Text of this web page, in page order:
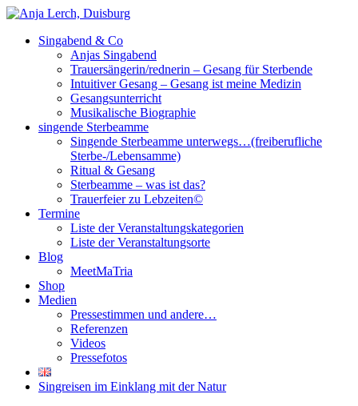
Anjas Welt
Singende Sterbeamme
Singabend & Co
Anjas Singabend
Trauersängerin/rednerin – Gesang für Sterbende
Intuitiver Gesang – Gesang ist meine Medizin
Gesangsunterricht
Musikalische Biographie
singende Sterbeamme
Singende Sterbeamme unterwegs…(freiberufliche
Sterbe-/Lebensamme)
Ritual & Gesang
Sterbeamme – was ist das?
Trauerfeier zu Lebzeiten©
Termine
Liste der Veranstaltungskategorien
Liste der Veranstaltungsorte
Blog
MeetMaTria
Shop
Medien
Pressestimmen und andere…
Referenzen
Videos
Pressefotos
Singreisen im Einklang mit der Natur